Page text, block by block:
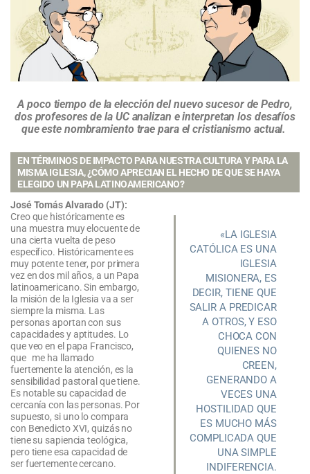
A poco tiempo de la elección del nuevo sucesor de Pedro,
dos profesores de la UC analizan e interpretan los desafíos
que este nombramiento trae para el cristianismo actual.
EN TÉRMINOS DE IMPACTO PARA NUESTRA CULTURA Y PARA LA
MISMA IGLESIA, ¿CÓMO APRECIAN EL HECHO DE QUE SE HAYA
ELEGIDO UN PAPA LATINOAMERICANO?
«LA IGLESIA
CATÓLICA ES UNA
IGLESIA
MISIONERA, ES
DECIR, TIENE QUE
SALIR A PREDICAR
A OTROS, Y ESO
CHOCA CON
QUIENES NO
CREEN,
GENERANDO A
VECES UNA
HOSTILIDAD QUE
ES MUCHO MÁS
COMPLICADA QUE
UNA SIMPLE
INDIFERENCIA.
José Tomás Alvarado (JT):
Creo que históricamente es
una muestra muy elocuente de
una cierta vuelta de peso
específico. Históricamente es
muy potente tener, por primera
vez en dos mil años, a un Papa
latinoamericano. Sin embargo,
la misión de la Iglesia va a ser
siempre la misma. Las
personas aportan con sus
capacidades y aptitudes. Lo
que veo en el papa Francisco,
que me ha llamado
fuertemente la atención, es la
sensibilidad pastoral que tiene.
Es notable su capacidad de
cercanía con las personas. Por
supuesto, si uno lo compara
con Benedicto XVI, quizás no
tiene su sapiencia teológica,
pero tiene esa capacidad de
ser fuertemente cercano.